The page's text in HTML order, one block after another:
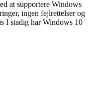
at supportere Windows
ingen fejlrettelser og
I stadig har Windows 10